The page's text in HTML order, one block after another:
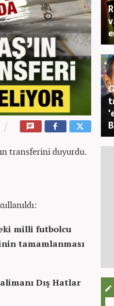
transferini duyurdu.
milli futbolcu
tamamlanması
Dış Hatlar